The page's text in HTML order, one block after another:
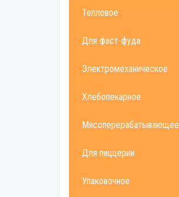
Тепловое
Для фаст-фуда
Электромеханическое
Хлебопекарное
Мясоперерабатывающее
Для пиццерии
Упаковочное